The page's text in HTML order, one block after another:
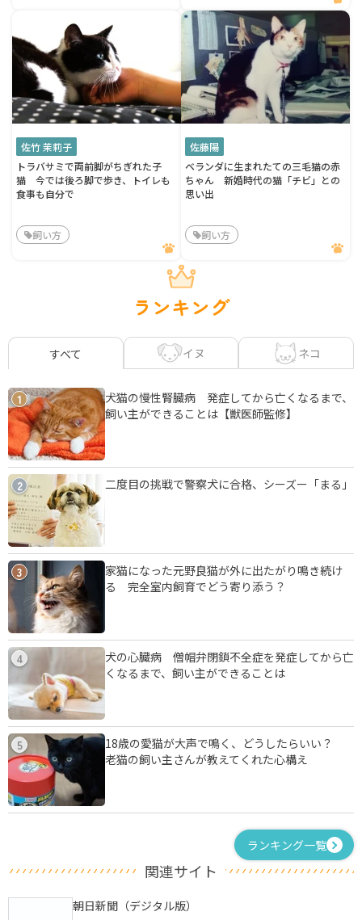
佐竹 茉莉子
トラバサミで両前脚がちぎれた子
猫 今では後ろ脚で歩き、トイレも
食事も自分で
飼い方
佐藤陽
ベランダに生まれたての三毛猫の赤
ちゃん 新婚時代の猫「チビ」との
思い出
飼い方
ランキング
すべて イヌ ネコ
1
犬猫の慢性腎臓病 発症してから亡くなるまで、
飼い主ができることは【獣医師監修】
2 二度目の挑戦で警察犬に合格、シーズー「まる」
3
家猫になった元野良猫が外に出たがり鳴き続け
る 完全室内飼育でどう寄り添う？
4
犬の心臓病 僧帽弁閉鎖不全症を発症してから亡
くなるまで、飼い主ができることは
5
18歳の愛猫が大声で鳴く、どうしたらいい？
老猫の飼い主さんが教えてくれた心構え
ランキング一覧
関連サイト
朝日新聞（デジタル版）